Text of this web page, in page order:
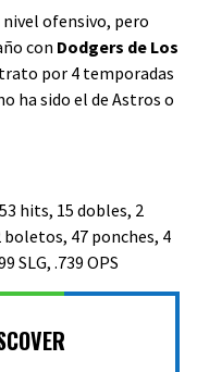
ofensivo, pero
con Dodgers de Los
por 4 temporadas
ha sido el de Astros o
hits, 15 dobles, 2
47 ponches, 4
SLG, .739 OPS